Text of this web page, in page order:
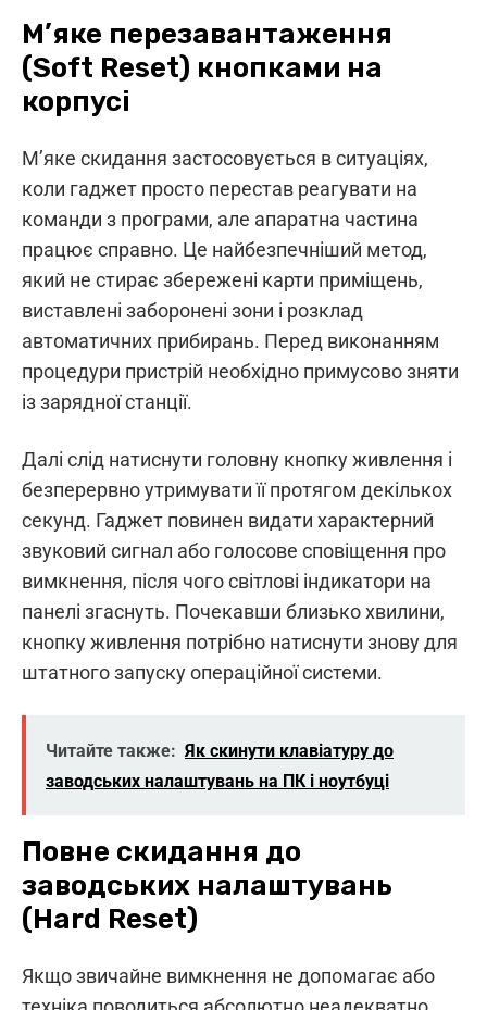
М’яке перезавантаження
(Soft Reset) кнопками на
корпусі
М’яке скидання застосовується в ситуаціях,
коли гаджет просто перестав реагувати на
команди з програми, але апаратна частина
працює справно. Це найбезпечніший метод,
який не стирає збережені карти приміщень,
виставлені заборонені зони і розклад
автоматичних прибирань. Перед виконанням
процедури пристрій необхідно примусово зняти
із зарядної станції.
Далі слід натиснути головну кнопку живлення і
безперервно утримувати її протягом декількох
секунд. Гаджет повинен видати характерний
звуковий сигнал або голосове сповіщення про
вимкнення, після чого світлові індикатори на
панелі згаснуть. Почекавши близько хвилини,
кнопку живлення потрібно натиснути знову для
штатного запуску операційної системи.
Читайте также: Як скинути клавіатуру до
заводських налаштувань на ПК і ноутбуці
Повне скидання до
заводських налаштувань
(Hard Reset)
Якщо звичайне вимкнення не допомагає або